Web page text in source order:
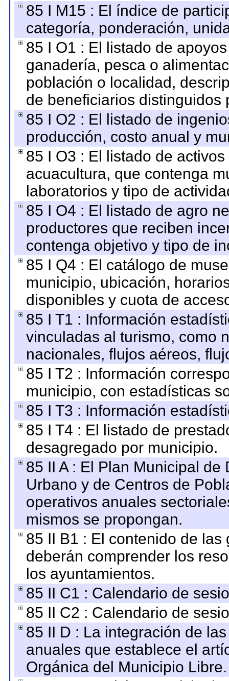
85 I M15 : El índice de
categoría, ponderación,
85 I O1 : El listado de
ganadería, pesca o
población o localidad,
de beneficiarios distinguidos
85 I O2 : El listado de
producción, costo anual y
85 I O3 : El listado de
acuacultura, que contenga
laboratorios y tipo de
85 I O4 : El listado de agro
productores que reciben
contenga objetivo y tipo de
85 I Q4 : El catálogo de
municipio, ubicación,
disponibles y cuota de
85 I T1 : Información
vinculadas al turismo, como
nacionales, flujos aéreos,
85 I T2 : Información
municipio, con estadísticas
85 I T3 : Información
85 I T4 : El listado de
desagregado por municipio.
85 II A : El Plan Municipal
Urbano y de Centros de
operativos anuales
mismos se propongan.
85 II B1 : El contenido de
deberán comprender los
los ayuntamientos.
85 II C1 : Calendario de
85 II C2 : Calendario de
85 II D : La integración de
anuales que establece el
Orgánica del Municipio Libre.